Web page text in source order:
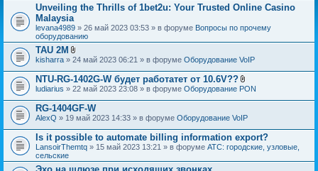
Unveiling the Thrills of 1bet2u: Your Trusted Online Casino
Malaysia
levana4989 » 26 май 2023 03:53 » в форуме Вопросы по прочему
оборудованию
TAU 2M
В
о
ж
е
н
и
я
kisharra » 24 май 2023 06:21 » в форуме Оборудование VoIP
NTU-RG-1402G-W будет работатет от 10.6V??
В
о
е
н
и
я
ludiarius » 22 май 2023 23:08 » в форуме Оборудование PON
RG-1404GF-W
AlexQ » 19 май 2023 14:33 » в форуме Оборудование VoIP
Is it possible to automate billing information export?
LansoirThemtq » 15 май 2023 13:21 » в форуме АТС: городские, узловые,
сельские
Эхо на шлюзе при исходящих звонках